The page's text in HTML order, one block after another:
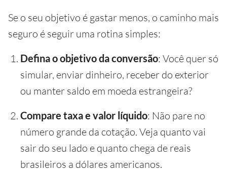
Se o seu objetivo é gastar menos, o caminho mais
seguro é seguir uma rotina simples:
Defina o objetivo da conversão: Você quer só
simular, enviar dinheiro, receber do exterior
ou manter saldo em moeda estrangeira?
Compare taxa e valor líquido: Não pare no
número grande da cotação. Veja quanto vai
sair do seu lado e quanto chega de reais
brasileiros a dólares americanos.